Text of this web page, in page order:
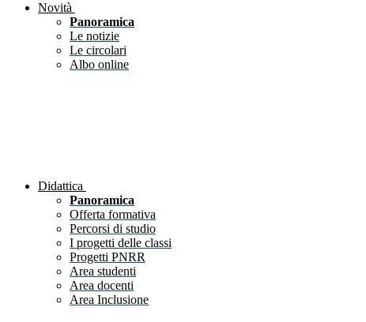
Novità
Panoramica
Le notizie
Le circolari
Albo online
Didattica
Panoramica
Offerta formativa
Percorsi di studio
I progetti delle classi
Progetti PNRR
Area studenti
Area docenti
Area Inclusione